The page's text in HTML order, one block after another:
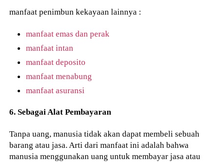
manfaat penimbun kekayaan lainnya :
manfaat emas dan perak
manfaat intan
manfaat deposito
manfaat menabung
manfaat asuransi
6. Sebagai Alat Pembayaran
Tanpa uang, manusia tidak akan dapat membeli sebuah
barang atau jasa. Arti dari manfaat ini adalah bahwa
manusia menggunakan uang untuk membayar jasa atau